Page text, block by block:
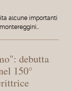
alcune importanti
debutta
150°